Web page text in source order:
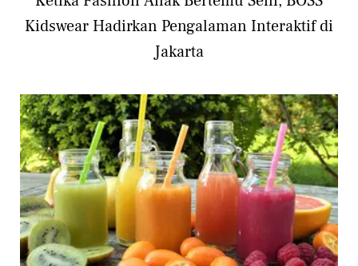
Kidswear Hadirkan Pengalaman Interaktif di
Jakarta